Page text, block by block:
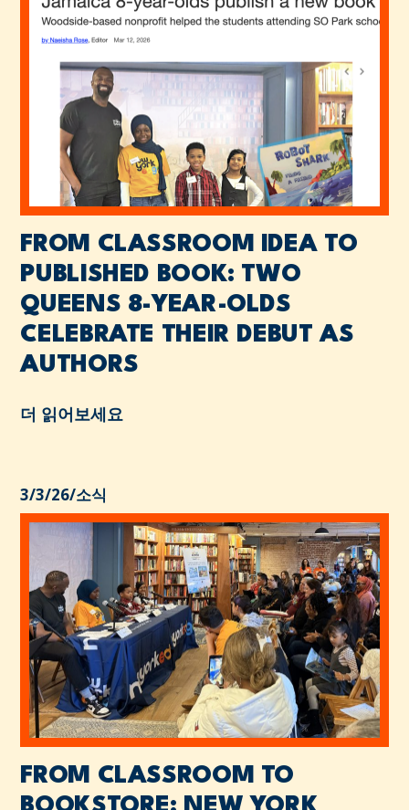
FROM CLASSROOM IDEA TO
PUBLISHED BOOK: TWO
QUEENS 8-YEAR-OLDS
CELEBRATE THEIR DEBUT AS
AUTHORS
더 읽어보세요
3/3/26/소식
FROM CLASSROOM TO